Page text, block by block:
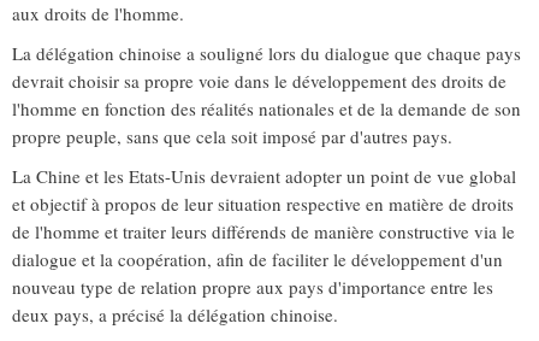
aux droits de l'homme.
La délégation chinoise a souligné lors du dialogue que chaque pays
devrait choisir sa propre voie dans le développement des droits de
l'homme en fonction des réalités nationales et de la demande de son
propre peuple, sans que cela soit imposé par d'autres pays.
La Chine et les Etats-Unis devraient adopter un point de vue global
et objectif à propos de leur situation respective en matière de droits
de l'homme et traiter leurs différends de manière constructive via le
dialogue et la coopération, afin de faciliter le développement d'un
nouveau type de relation propre aux pays d'importance entre les
deux pays, a précisé la délégation chinoise.